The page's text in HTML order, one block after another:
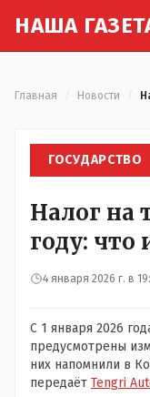
НАША Г
Главная Новости
ГОСУДАРСТВО
Налог на
году: что
4 января 2026 г. в
С 1 января 2026
предусмотрены
них напомнили в
передаёт Tengri